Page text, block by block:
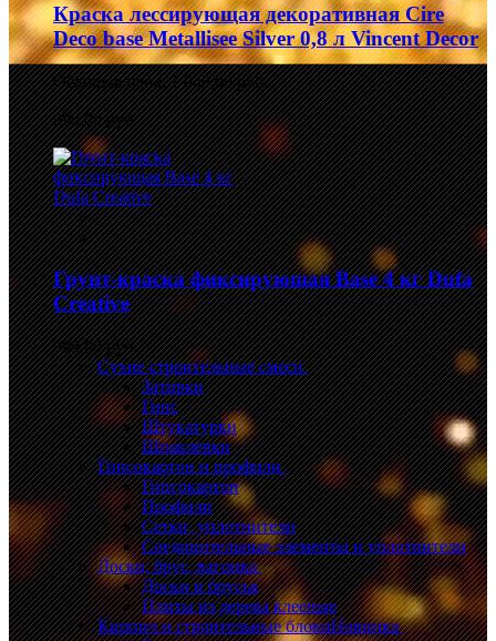
Краска лессирующая декоративная Cire
Deco base Metallisee Silver 0,8 л Vincent Decor
Обычная цена: 1 049,00 руб.
990,00 руб.
Грунт-краска фиксирующая Base 4 кг Dufa
Creative
999,00 руб.
Сухие строительные смеси
Затирки
Гипс
Штукатурки
Шпаклевки
Гипсокартон и профили
Гипсокартон
Профили
Сетки, уплотнители
Соединительные элементы и уплотнители
Доски, брус, вагонка
Доски и брусья
Плиты из дерева клееные
Кирпич и строительные блокиНовинка